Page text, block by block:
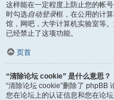
这样能在一定程度上防止您的帐
时勾选自动登录框，在公用的计
馆，网吧，大学计算机实验室等
已经禁止了这项功能。
页首
“清除论坛 cookie” 是什么意思？
“清除论坛 cookie”删除了 phpBB
您在论坛上的认证信息和您在论